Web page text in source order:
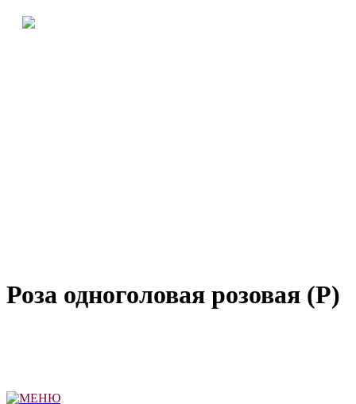
Роза одноголовая розовая (Р)